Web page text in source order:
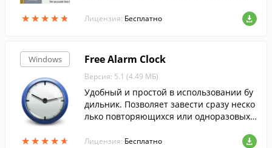
★★★★★
★★★★★ Лицензия: Бесплатно
Windows
★★★★★
★★★★★
Free Alarm Clock
Версия: 5.1 (4.49 МБ)
Удобный и простой в использовании бу
дильник. Позволяет завести сразу неско
лько повторяющихся или одноразовых
Лицензия: Бесплатно